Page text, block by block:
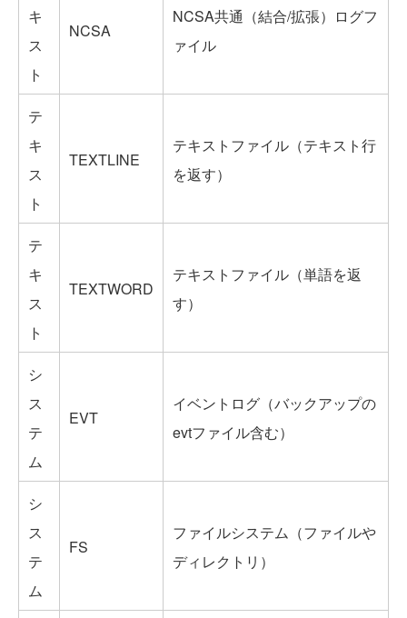
キ
ス
ト
NCSA
NCSA共通（結合/拡張）ログフ
ァイル
テ
キ
ス
ト
TEXTLINE
テキストファイル（テキスト行
を返す）
テ
キ
ス
ト
TEXTWORD
テキストファイル（単語を返
す）
シ
ス
テ
ム
EVT
イベントログ（バックアップの
evtファイル含む）
シ
ス
テ
ム
FS
ファイルシステム（ファイルや
ディレクトリ）